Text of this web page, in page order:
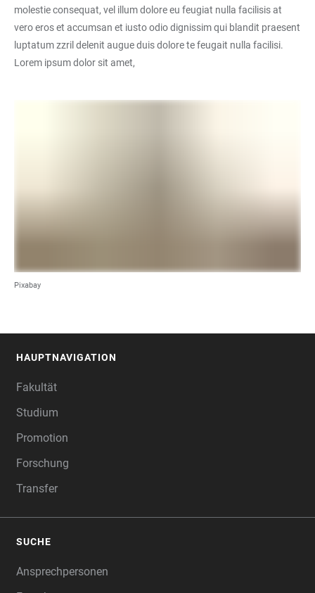
molestie consequat, vel illum dolore eu feugiat nulla facilisis at
vero eros et accumsan et iusto odio dignissim qui blandit praesent
luptatum zzril delenit augue duis dolore te feugait nulla facilisi.
Lorem ipsum dolor sit amet,
Pixabay
HAUPTNAVIGATION
Fakultät
Studium
Promotion
Forschung
Transfer
SUCHE
Ansprechpersonen